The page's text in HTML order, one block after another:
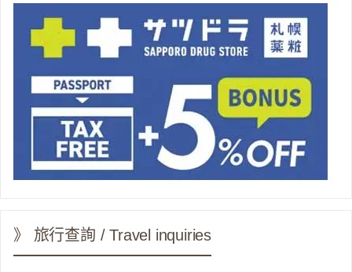
》 旅行查詢 / Travel inquiries